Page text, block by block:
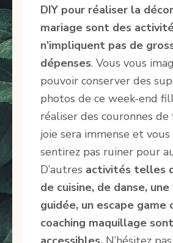
DIY pour réaliser la
mariage sont des
n’impliquent pas de
dépenses. Vous vous
pouvoir conserver des
photos de ce week-end
réaliser des couronnes de
joie sera immense et vous
sentirez pas ruiner pour
D’autres activités telles
de cuisine, de danse,
guidée, un escape game
coaching maquillage sont